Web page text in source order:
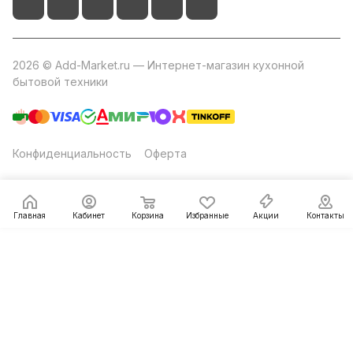
Главная Кабинет Корзина Избранные Акции Контакты
2026 © Add-Market.ru — Интернет-магазин кухонной
бытовой техники
Конфиденциальность Оферта